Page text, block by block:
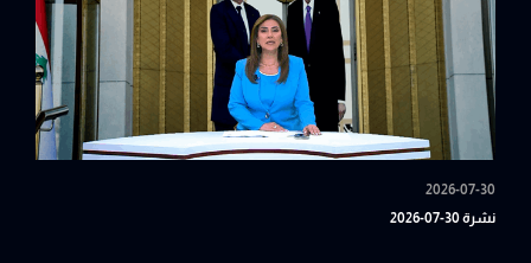
2026-07-30
نشرة 30-07-2026